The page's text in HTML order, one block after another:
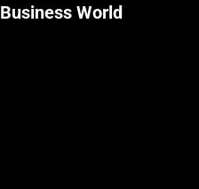
Business World